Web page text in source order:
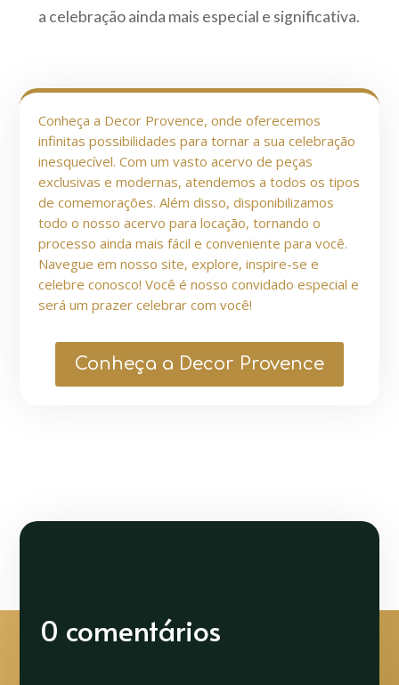
a celebração ainda mais especial e significativa.
Conheça a Decor Provence, onde oferecemos
infinitas possibilidades para tornar a sua celebração
inesquecível. Com um vasto acervo de peças
exclusivas e modernas, atendemos a todos os tipos
de comemorações. Além disso, disponibilizamos
todo o nosso acervo para locação, tornando o
processo ainda mais fácil e conveniente para você.
Navegue em nosso site, explore, inspire-se e
celebre conosco! Você é nosso convidado especial e
será um prazer celebrar com você!
Conheça a Decor Provence
0 comentários